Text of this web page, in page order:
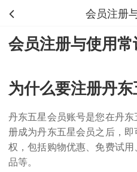
会员注册
会员注册与使用常
为什么要注册丹
丹东五星会员账号是您在丹
册成为丹东五星会员之后，
权，包括购物优惠、免费试
品等。